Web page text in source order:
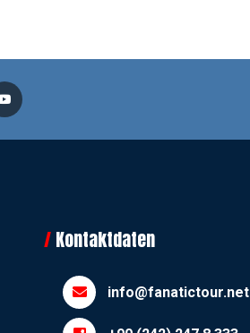
Kontaktdaten
info@fanatictour.net